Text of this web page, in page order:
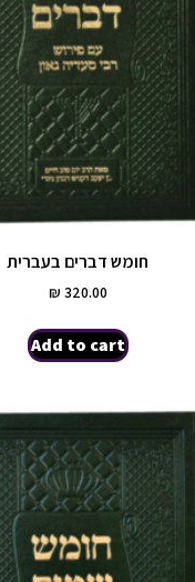
חומש דברים בעברית
₪ 320.00
Add to cart